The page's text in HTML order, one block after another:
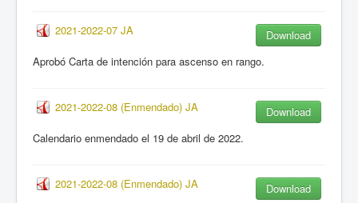
2021-2022-07 JA
Download
Aprobó Carta de intención para ascenso en rango.
2021-2022-08 (Enmendado) JA
Download
Calendario enmendado el 19 de abril de 2022.
2021-2022-08 (Enmendado) JA
Download